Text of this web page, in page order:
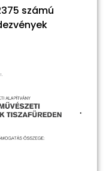
számú